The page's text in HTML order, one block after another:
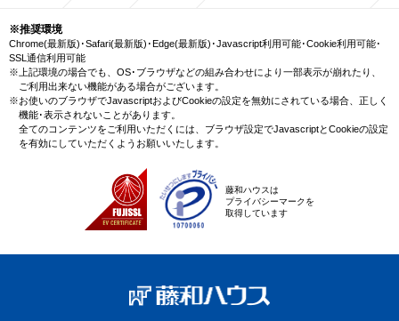
※推奨環境
Chrome(最新版)･Safari(最新版)･Edge(最新版)･Javascript利用可能･Cookie利用可能･
SSL通信利用可能
※上記環境の場合でも、OS･ブラウザなどの組み合わせにより一部表示が崩れたり、
ご利用出来ない機能がある場合がございます。
※お使いのブラウザでJavascriptおよびCookieの設定を無効にされている場合、正しく
機能･表示されないことがあります。
全てのコンテンツをご利用いただくには、ブラウザ設定でJavascriptとCookieの設定
を有効にしていただくようお願いいたします。
藤和ハウスは
プライバシーマークを
取得しています